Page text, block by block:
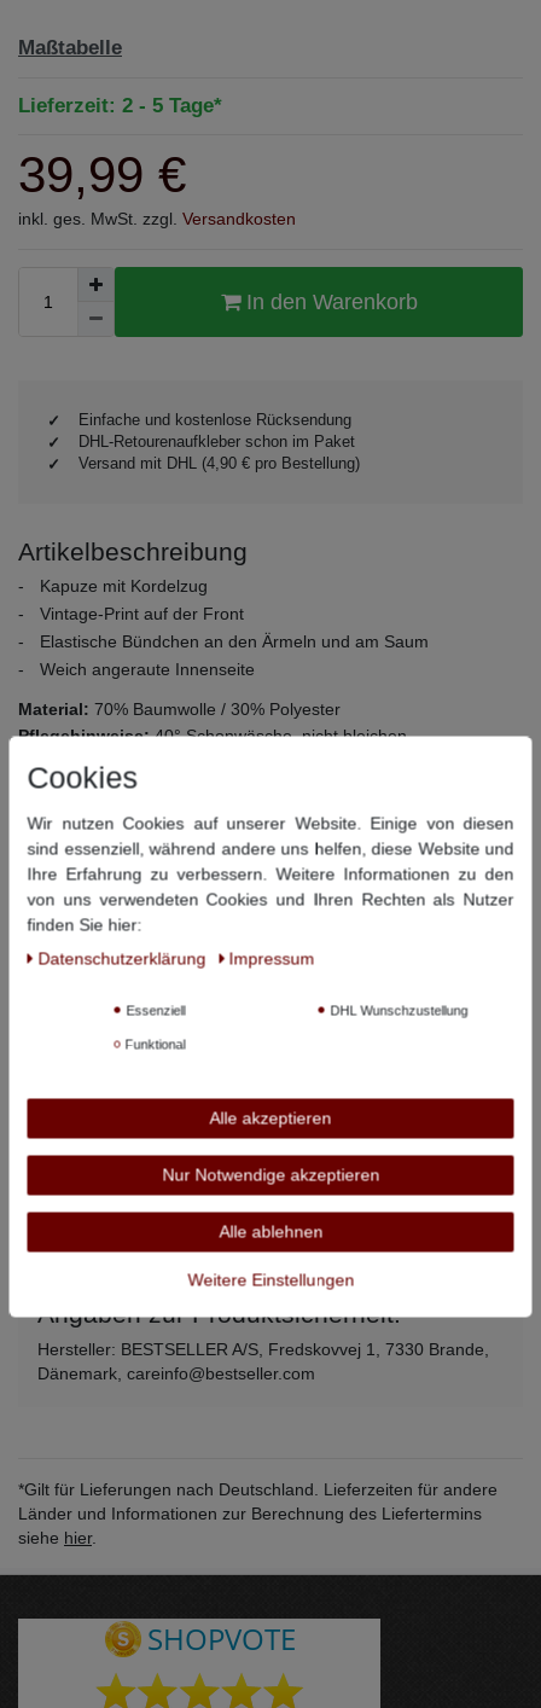
Maßtabelle
Lieferzeit: 2 - 5 Tage*
39,99 €
inkl. ges. MwSt. zzgl. Versandkosten
In den Warenkorb
Einfache und kostenlose Rücksendung
DHL-Retourenaufkleber schon im Paket
Versand mit DHL (4,90 € pro Bestellung)
Artikelbeschreibung
Kapuze mit Kordelzug
Vintage-Print auf der Front
Elastische Bündchen an den Ärmeln und am Saum
Weich angeraute Innenseite
Material: 70% Baumwolle / 30% Polyester
Pflegehinweise:40° Schonwäsche, nicht bleichen,
Trommeltrocknen bei niedriger Temperatur, bügeln bei niedriger
Temperatur, nicht chemisch reinigen
Dieser Artikel hat folgende Maße:
Größe Bauchumfang Rückenlänge
172 cm
8XL 178 cm 86 cm
Alle angegebenen Maße beziehen sich auf den Artikel, nicht auf
so messen Sie richtig.
Angaben zur Produktsicherheit:
Hersteller: BESTSELLER A/S, Fredskovvej 1, 7330 Brande,
Dänemark, careinfo@bestseller.com
*Gilt für Lieferungen nach Deutschland. Lieferzeiten für andere
Länder und Informationen zur Berechnung des Liefertermins
siehe hier.
Cookies
Wir nutzen Cookies auf unserer Website. Einige von diesen
sind essenziell, während andere uns helfen, diese Website und
Ihre Erfahrung zu verbessern. Weitere Informationen zu den
von uns verwendeten Cookies und Ihren Rechten als Nutzer
finden Sie hier:
Daten­schutz­erklärung
Impressum
Essenziell DHL Wunschzustellung
Funktional
Alle akzeptieren
Nur Notwendige akzeptieren
Alle ablehnen
Weitere Einstellungen